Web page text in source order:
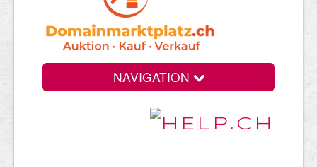
NAVIGATION